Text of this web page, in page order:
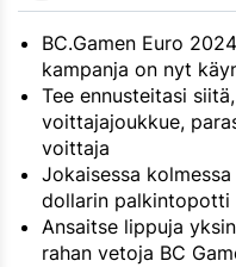
BC.Gamen Euro
kampanja on nyt
Tee ennusteitasi
voittajajoukkue,
voittaja
Jokaisessa
dollarin palkintopotti
Ansaitse lippuja
rahan vetoja BC